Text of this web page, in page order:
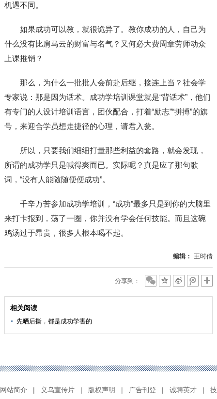
机遇不同。
如果成功可以教，就很诡异了。教你成功的人，自己为
什么没有比肩马云的财富与名气？又何必大费周章劳师动众
上课推销？
那么，为什么一批批人会前赴后继，接连上当？社会学
专家说：那是因为话术。成功学培训课堂就是“背话术”，他们
有专门的人设计培训语言，团伙配合，打着“励志”“拼搏”的旗
号，来迎合学员想走捷径的心理，请君入瓮。
所以，只要我们细细打量那些利益的套路，就会发现，
所谓的成功学只是喊得爽而已。实际呢？真是应了那句歌
词，“没有人能随随便便成功”。
千辛万苦参加成功学培训，“成功”最多只是到你的大脑里
来打卡报到，荡了一圈，你并没有学会任何技能。而且这碗
鸡汤过于昂贵，很多人根本喝不起。
编辑： 王时倩
分享到：
相关阅读
先晒后撕，都是成功学害的
网站简介 | 义乌宣传片 | 版权声明 | 广告刊登 | 诚聘英才 |
技